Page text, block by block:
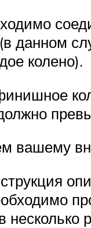
данном
колено).
вашему
несколько